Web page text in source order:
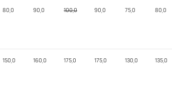
80,0 90,0 100,0 90,0 75,0 80,0
150,0 160,0 175,0 175,0 130,0 135,0